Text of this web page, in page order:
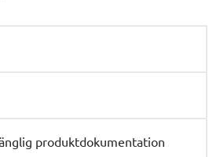
produktdokumentation